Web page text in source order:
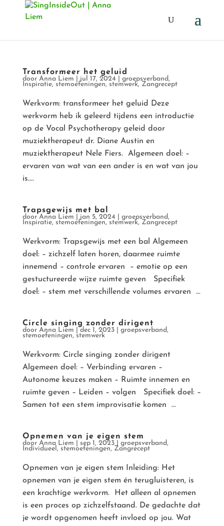
Transformeer het geluid
door Anna Liem |jul 17, 2024 groepsverband,
Inspiratie, stemoefeningen, stemwerk, Zangrecept
Werkvorm: transformeer het geluid Deze
werkvorm heb ik geleerd tijdens een introductie
op de Vocal Psychotherapy geleid door
muziektherapeut dr. Diane Austin en
muziektherapeut Nele Fiers. Algemeen doel: –
ervaren van wat van een ander is en wat van jou
is....
Trapsgewijs met bal
door Anna Liem |jan 5, 2024 groepsverband,
Inspiratie, stemoefeningen, stemwerk, Zangrecept
Werkvorm: Trapsgewijs met een bal Algemeen
doel: – zichzelf laten horen, daarmee ruimte
innemend – controle ervaren – emotie op een
gestuctureerde wijze ruimte geven Specifiek
doel: – stem met verschillende volumes ervaren ...
Circle singing zonder dirigent
door Anna Liem dec 1, 2023| groepsverband,
stemoefeningen, stemwerk
Werkvorm: Circle singing zonder dirigent
Algemeen doel: – Verbinding ervaren –
Autonome keuzes maken – Ruimte innemen en
ruimte geven – Leiden – volgen Specifiek doel: –
Samen tot een stem improvisatie komen ...
Opnemen van je eigen stem
door Anna Liem sep 1, 2023| groepsverband,
Individueel, stemoefeningen, Zangrecept
Opnemen van je eigen stem Inleiding: Het
opnemen van je eigen stem én terugluisteren, is
een krachtige werkvorm. Het alleen al opnemen
is een proces op zichzelfstaand. De gedachte dat
je wordt opgenomen heeft invloed op jou. Wat